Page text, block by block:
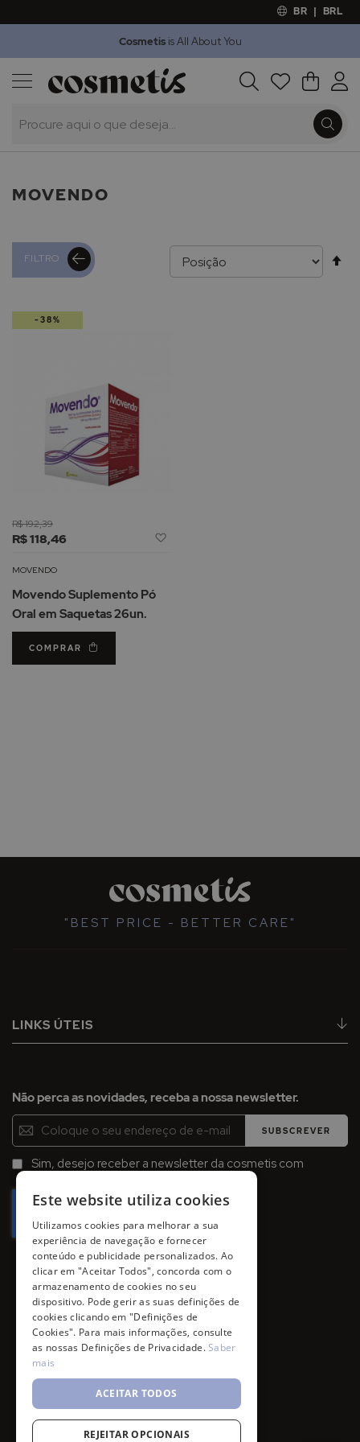
BR | BRL
Cosmetisis All About You
Procura O Meu
Outlet
MOVENDO
FILTRO
R$ 118,46
R$ 192,39
MOVENDO
Movendo Suplemento Pó
Oral em Saquetas 26un.
COMPRAR
-38%
"BEST PRICE - BETTER CARE"
LINKS ÚTEIS
Não perca as novidades, receba a nossa newsletter.
Inscreva-
se
na
Newsletter:
SUBSCREVER
Sim, desejo receber a newsletter da cosmetis com
Este website utiliza cookies
Utilizamos cookies para melhorar a sua
experiência de navegação e fornecer
conteúdo e publicidade personalizados. Ao
clicar em "Aceitar Todos", concorda com o
armazenamento de cookies no seu
dispositivo. Pode gerir as suas definições de
cookies clicando em "Definições de
Cookies". Para mais informações, consulte
as nossas Definições de Privacidade.Saber
mais
ACEITAR TODOS
REJEITAR OPCIONAIS